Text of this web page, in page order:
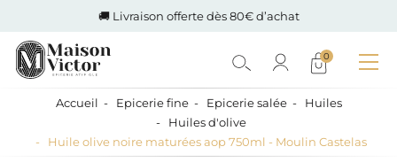
🚚 Livraison offerte dès 80€ d’achat
0
Accueil Epicerie fine Epicerie salée
Huiles
Huiles d'olive
Huile olive noire maturées aop 750ml - Moulin Castelas